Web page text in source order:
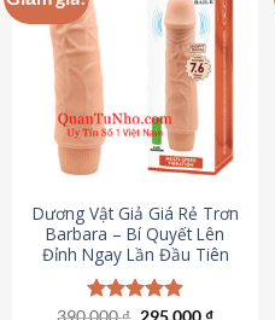
Dương Vật Giả Giá Rẻ Trơn
Barbara – Bí Quyết Lên
Đỉnh Ngay Lần Đầu Tiên
Giá
Giá